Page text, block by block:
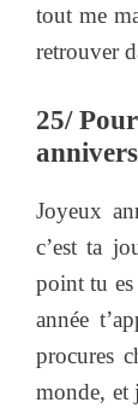
tout me
retrouver
25/
Joyeux
c’est ta
point tu
année
procures
monde, et